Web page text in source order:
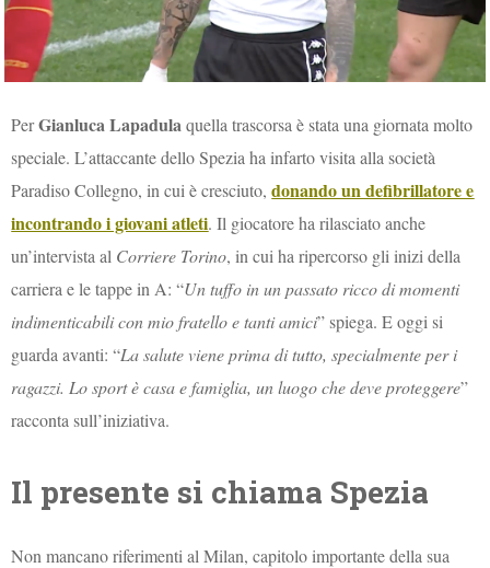
PerGianluca Lapadulaquella trascorsa è stata una giornata molto
speciale. L’attaccante dello Spezia ha infarto visita alla società
Paradiso Collegno, in cui è cresciuto,donando un defibrillatore e
incontrando i giovani atleti. Il giocatore ha rilasciato anche
un’intervista al Corriere Torino, in cui ha ripercorso gli inizi della
carriera e le tappe in A: “Un tuffo in un passato ricco di momenti
indimenticabili con mio fratello e tanti amici” spiega. E oggi si
guarda avanti: “La salute viene prima di tutto, specialmente per i
ragazzi. Lo sport è casa e famiglia, un luogo che deve proteggere”
racconta sull’iniziativa.
Il presente si chiama Spezia
Non mancano riferimenti al Milan, capitolo importante della sua